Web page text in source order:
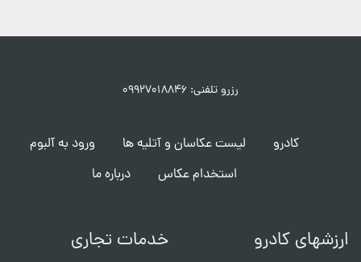
رزرو تلفنی: ۰۹۹۲۷۰۱۸۸۴۶
کادرو لیست عکاسان و آتلیه ها
ورود به آلبوم
استخدام عکاس
درباره ما
ارزشهای کادرو خدمات تجاری